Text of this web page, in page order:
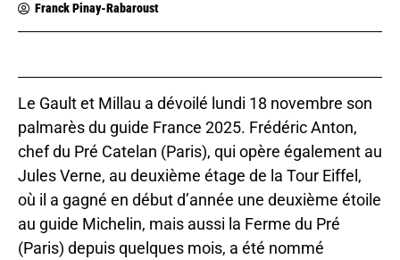
Franck Pinay-Rabaroust
Le Gault et Millau a dévoilé lundi 18 novembre son
palmarès du guide France 2025. Frédéric Anton,
chef du Pré Catelan (Paris), qui opère également au
Jules Verne, au deuxième étage de la Tour Eiffel,
où il a gagné en début d’année une deuxième étoile
au guide Michelin, mais aussi la Ferme du Pré
(Paris) depuis quelques mois, a été nommé